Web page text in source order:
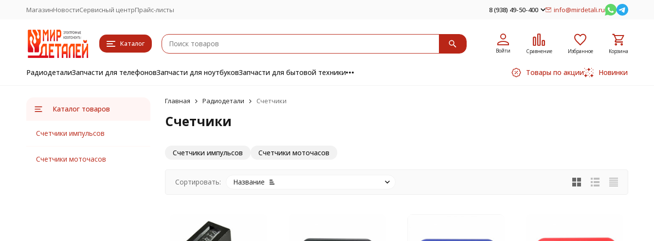
МагазинНовостиСервисный центрПрайс-листы 8 (938) 49-50-400 info@mirdetali.ru
Каталог
Войти Сравнение Избранное Корзина
РадиодеталиЗапчасти для телефоновЗапчасти для ноутбуковЗапчасти для бытовой техники Товары по акции Новинки
Главная Радиодетали Счетчики
Счетчики
Счетчики импульсов Счетчики моточасов
Сортировать: Название
Каталог товаров
Счетчики импульсов
Счетчики моточасов